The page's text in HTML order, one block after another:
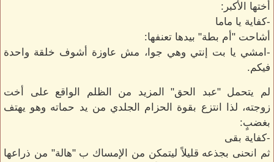
أختها الأكبر:
-كفاية يا ماما
أشاحت "أم بطة" بيدها تعنفها:
-امشي يا بت إنتي وهي جوا، مش عاوزة أشوف خلقة واحدة
فيكم.
لم يتحمل "عبد الحق" المزيد من الظلم الواقع على أخت
زوجته، لذا انتزع بقوة الحزام الجلدي من يد حماته وهو يهتف
بغضبٍ:
-كفاية بقى
ثم انحنى بجذعه قليلاً ليتمكن من الإمساك ب "هالة" من ذراعها